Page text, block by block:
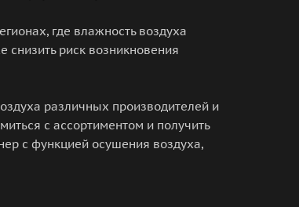
где влажность воздуха
риск возникновения
различных производителей и
с ассортиментом и получить
с функцией осушения воздуха,